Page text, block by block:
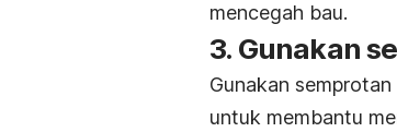
mencegah bau.
3. Gunakan
Gunakan
untuk membantu